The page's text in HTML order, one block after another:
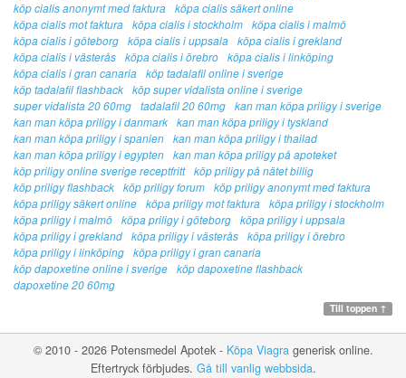
köp cialis anonymt med faktura
köpa cialis säkert online
köpa cialis mot faktura
köpa cialis i stockholm
köpa cialis i malmö
köpa cialis i göteborg
köpa cialis i uppsala
köpa cialis i grekland
köpa cialis i västerås
köpa cialis i örebro
köpa cialis i linköping
köpa cialis i gran canaria
köp tadalafil online i sverige
köp tadalafil flashback
köp super vidalista online i sverige
super vidalista 20 60mg
tadalafil 20 60mg
kan man köpa priligy i sverige
kan man köpa priligy i danmark
kan man köpa priligy i tyskland
kan man köpa priligy i spanien
kan man köpa priligy i thailad
kan man köpa priligy i egypten
kan man köpa priligy på apoteket
köp priligy online sverige receptfritt
köp priligy på nätet billig
köp priligy flashback
köp priligy forum
köp priligy anonymt med faktura
köpa priligy säkert online
köpa priligy mot faktura
köpa priligy i stockholm
köpa priligy i malmö
köpa priligy i göteborg
köpa priligy i uppsala
köpa priligy i grekland
köpa priligy i västerås
köpa priligy i örebro
köpa priligy i linköping
köpa priligy i gran canaria
köp dapoxetine online i sverige
köp dapoxetine flashback
dapoxetine 20 60mg
Till toppen ↑
© 2010 - 2026 Potensmedel Apotek - Köpa Viagragenerisk online.
Eftertryck förbjudes. Gå till vanlig webbsida.